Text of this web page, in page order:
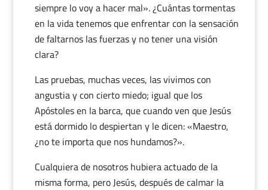
siempre lo voy a hacer mal». ¿Cuántas tormentas
en la vida tenemos que enfrentar con la sensación
de faltarnos las fuerzas y no tener una visión
clara?
Las pruebas, muchas veces, las vivimos con
angustia y con cierto miedo; igual que los
Apóstoles en la barca, que cuando ven que Jesús
está dormido lo despiertan y le dicen: «Maestro,
¿no te importa que nos hundamos?».
Cualquiera de nosotros hubiera actuado de la
misma forma, pero Jesús, después de calmar la